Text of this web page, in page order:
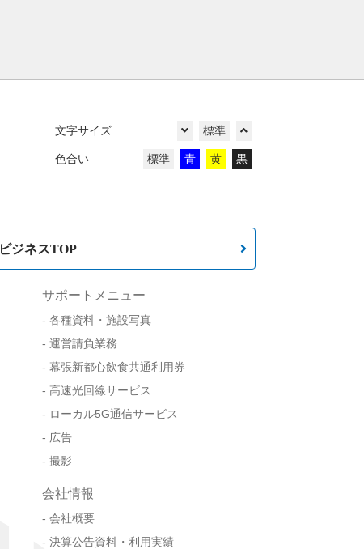
文字サイズ 標準
色合い 標準 青 黄 黒
ビジネスTOP
サポートメニュー
各種資料・施設写真
運営請負業務
幕張新都心飲食共通利用券
高速光回線サービス
ローカル5G通信サービス
広告
撮影
会社情報
会社概要
決算公告資料・利用実績